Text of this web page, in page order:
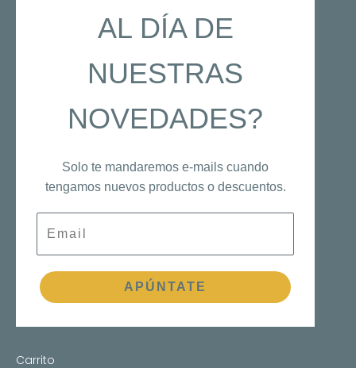
AL DÍA DE
NUESTRAS
NOVEDADES?
Solo te mandaremos e-mails cuando
tengamos nuevos productos o descuentos.
Email
APÚNTATE
Carrito